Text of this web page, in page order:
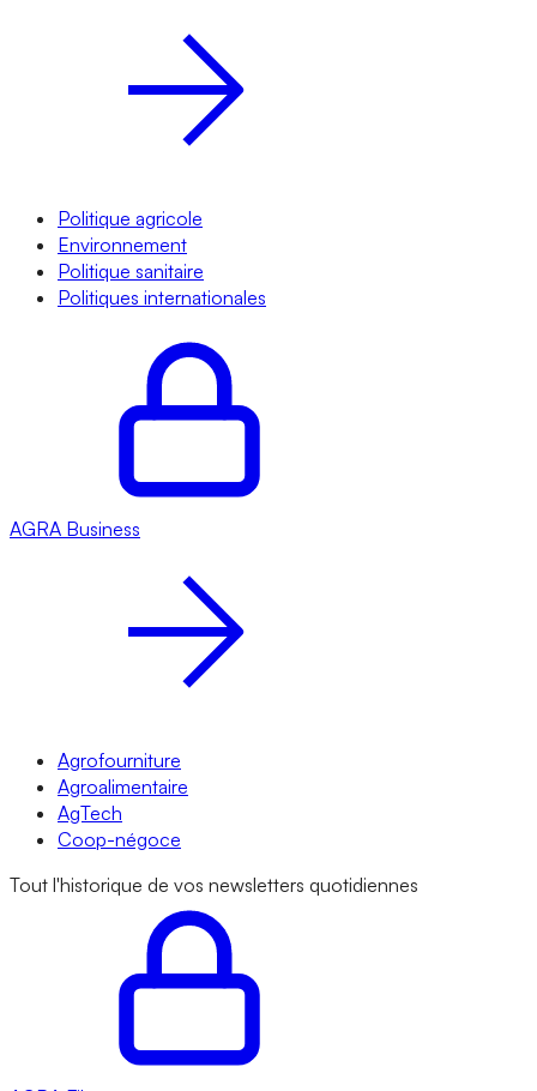
Politique agricole
Environnement
Politique sanitaire
Politiques internationales
AGRA Business
Agrofourniture
Agroalimentaire
AgTech
Coop-négoce
Tout l'historique de vos newsletters quotidiennes